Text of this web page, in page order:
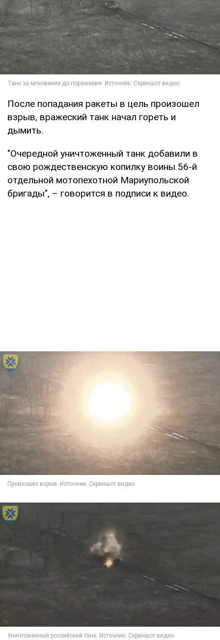
После попадания ракеты в цель произошел
взрыв, вражеский танк начал гореть и
дымить.
"Очередной уничтоженный танк добавили в
свою рождественскую копилку воины 56-й
отдельной мотопехотной Мариупольской
бригады", – говорится в подписи к видео.